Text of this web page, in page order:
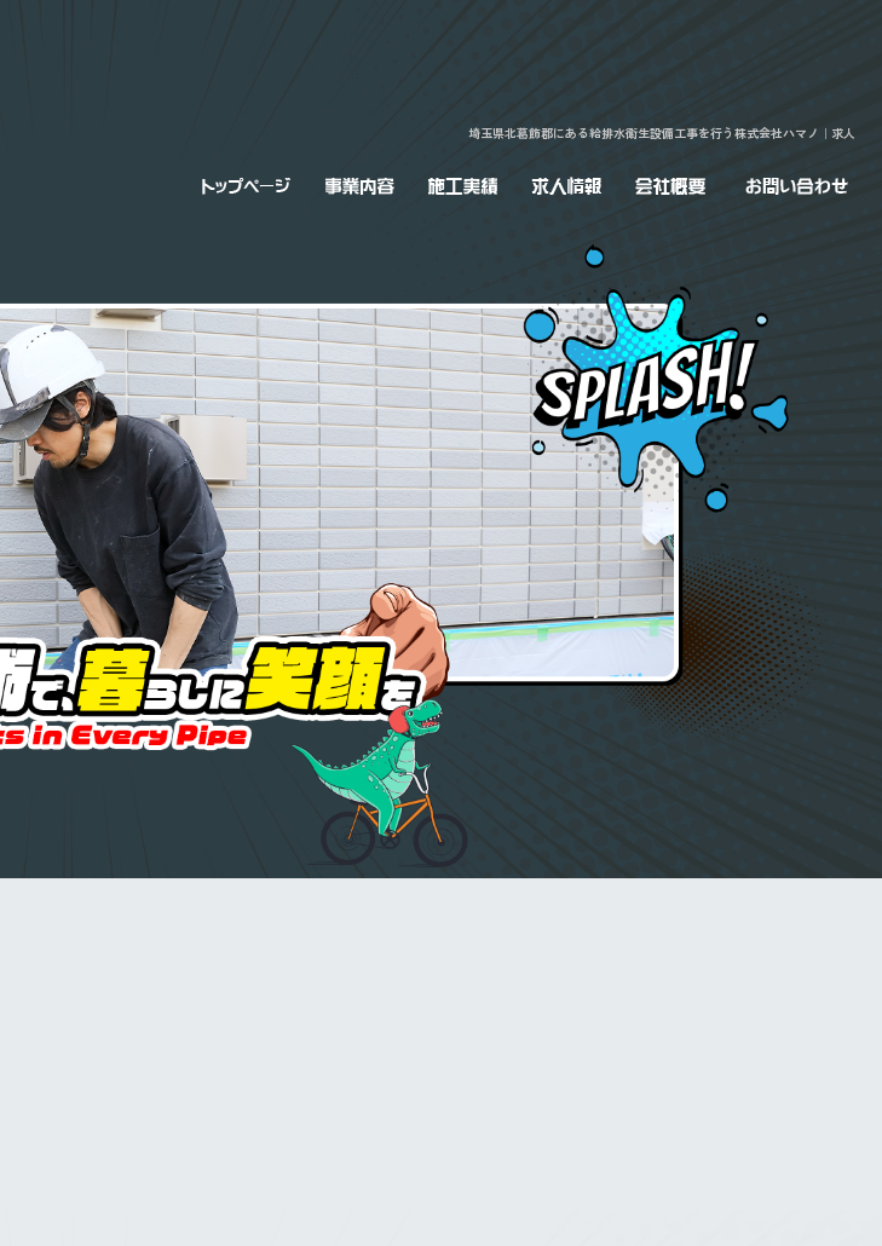
埼玉県北葛飾郡にある給排水衛生設備工事を行う株式会社ハマノ｜求人